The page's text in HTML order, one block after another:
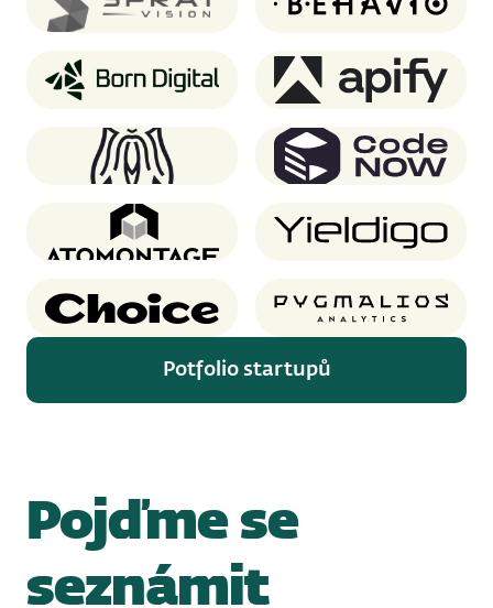
SprayVision Behavio
Born Digital Apify
Oddin.gg CodeNOW
Atomontage Yieldigo
Choice Pygmalios analytics
Potfolio startupů
Pojďme se
seznámit